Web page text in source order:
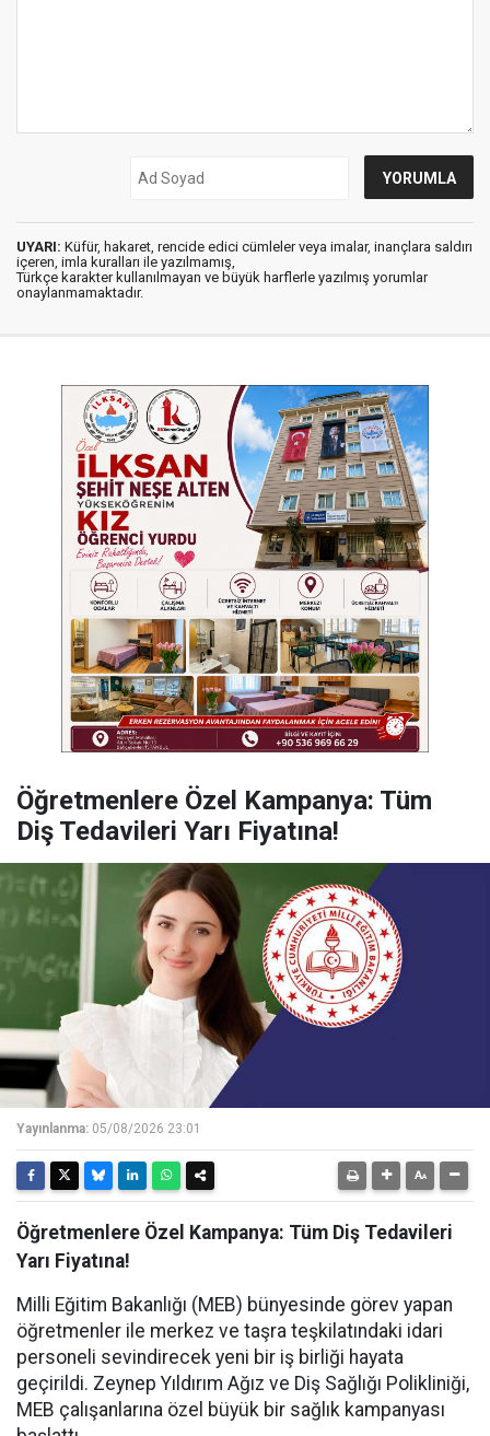
UYARI: Küfür, hakaret, rencide edici cümleler veya imalar, inançlara saldırı
içeren, imla kuralları ile yazılmamış,
Türkçe karakter kullanılmayan ve büyük harflerle yazılmış yorumlar
onaylanmamaktadır.
Öğretmenlere Özel Kampanya: Tüm
Diş Tedavileri Yarı Fiyatına!
Yayınlanma: 05/08/2026 23:01
Öğretmenlere Özel Kampanya: Tüm Diş Tedavileri
Yarı Fiyatına!
Milli Eğitim Bakanlığı (MEB) bünyesinde görev yapan
öğretmenler ile merkez ve taşra teşkilatındaki idari
personeli sevindirecek yeni bir iş birliği hayata
geçirildi. Zeynep Yıldırım Ağız ve Diş Sağlığı Polikliniği,
MEB çalışanlarına özel büyük bir sağlık kampanyası